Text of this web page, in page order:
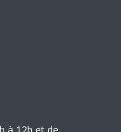
à 12h et de